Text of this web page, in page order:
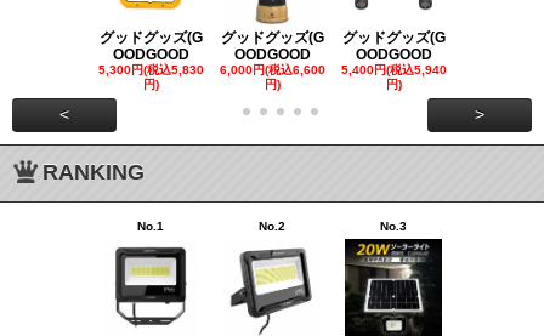
グッドグッズ(G
OODGOOD
5,300円(税込5,830
円)
グッドグッズ(G
OODGOOD
6,000円(税込6,600
円)
グッドグッズ(G
OODGOOD
5,400円(税込5,940
円)
< >
RANKING
No.1 No.2 No.3